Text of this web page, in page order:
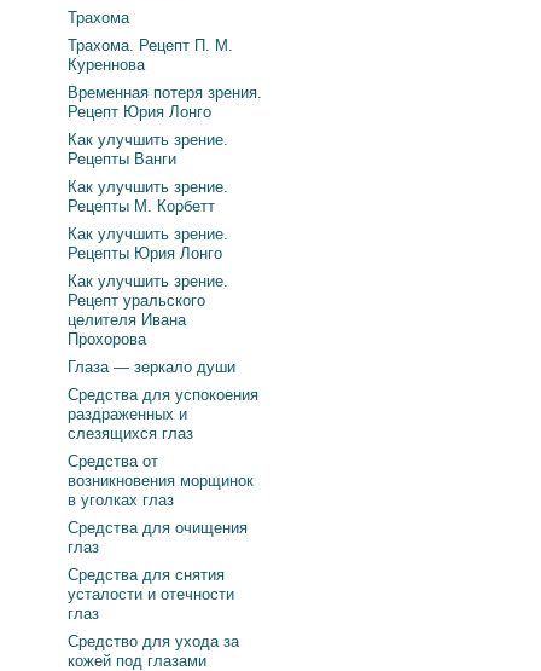
Трахома
Трахома. Рецепт П. М.
Куреннова
Временная потеря зрения.
Рецепт Юрия Лонго
Как улучшить зрение.
Рецепты Ванги
Как улучшить зрение.
Рецепты М. Корбетт
Как улучшить зрение.
Рецепты Юрия Лонго
Как улучшить зрение.
Рецепт уральского
целителя Ивана
Прохорова
Глаза — зеркало души
Средства для успокоения
раздраженных и
слезящихся глаз
Средства от
возникновения морщинок
в уголках глаз
Средства для очищения
глаз
Средства для снятия
усталости и отечности
глаз
Средство для ухода за
кожей под глазами